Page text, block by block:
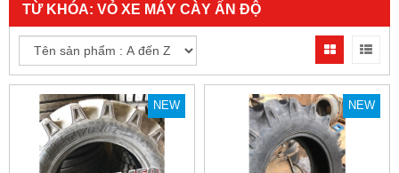
TỪ KHÓA: VỎ XE MÁY CÀY ẤN ĐỘ
NEW NEW